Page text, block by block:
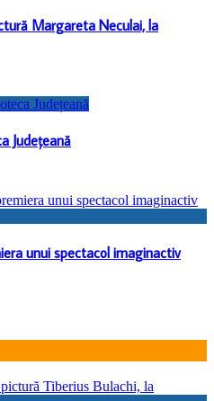
Margareta Neculai, la
Județeană
unui spectacol imaginactiv